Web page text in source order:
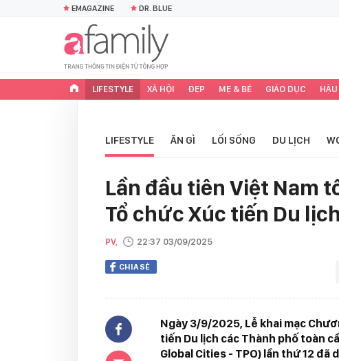
EMAGAZINE DR. BLUE
LIFESTYLE XÃ HỘI ĐẸP MẸ & BÉ GIÁO DỤC
LIFESTYLE ĂN GÌ LỐI SỐNG DU LỊCH
Lần đầu tiên Việt Nam
Tổ chức Xúc tiến Du
PV, 22:37 03/09/2025
CHIA SẺ
Ngày 3/9/2025, Lễ khai mạc
tiến Du lịch các Thành phố toàn
Global Cities - TPO) lần thứ 12 đã